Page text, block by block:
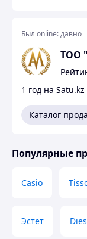
Форма
Материал
Покрытие
Браслет/
Класс
Цвет
Гарантийный
Диаметр
Был online:давно
TOO
1 год на Satu.kz
Каталог
Популярные
Casio
Эстет